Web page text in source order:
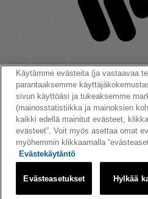
Seuraa
Käyttöehdot Tietosuojakäytäntö |
Käytämme evästeita (ja vastaavaa
parantaaksemme
sivun käyttöäsi ja tukeaksemme
(mainosstatistiikka ja mainoksien
kaikki edellä mainitut evästeet,
evästeet”. Voit myös asettaa omat
myöhemmin klikkaamalla
Evästekäytäntö
Evästeasetukset Hylkää